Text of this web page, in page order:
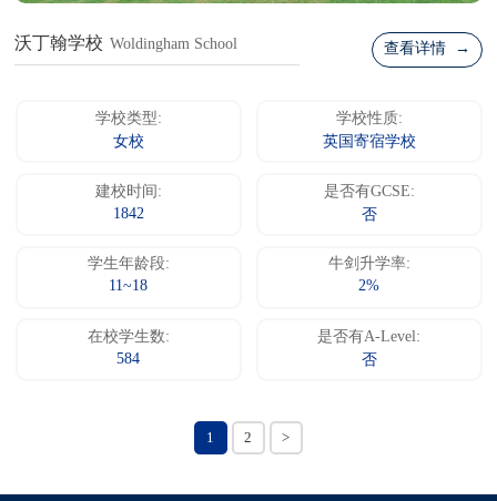
沃丁翰学校 Woldingham School 查看详情 →
学校类型:
女校
学校性质:
英国寄宿学校
建校时间:
1842
是否有GCSE:
否
学生年龄段:
11~18
牛剑升学率:
2%
在校学生数:
584
是否有A-Level:
否
1 2 >